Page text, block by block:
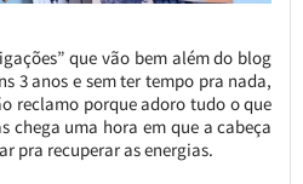
que vão bem além do blog
3 anos e sem ter tempo pra nada,
reclamo porque adoro tudo o que
chega uma hora em que a cabeça
pra recuperar as energias.